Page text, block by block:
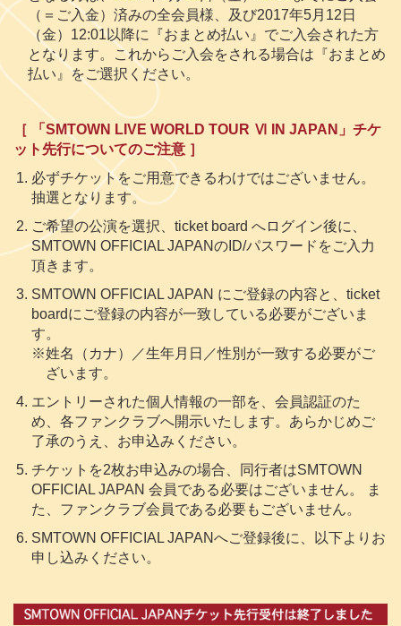
（＝ご入金）済みの全会員様、及び2017年5月12日
（金）12:01以降に『おまとめ払い』でご入会された方
となります。これからご入会をされる場合は『おまとめ
払い』をご選択ください。
［ 「SMTOWN LIVE WORLD TOUR Ⅵ IN JAPAN」チケ
ット先行についてのご注意 ］
必ずチケットをご用意できるわけではございません。
抽選となります。
ご希望の公演を選択、ticket board へログイン後に、
SMTOWN OFFICIAL JAPANのID/パスワードをご入力
頂きます。
SMTOWN OFFICIAL JAPAN にご登録の内容と、ticket
boardにご登録の内容が一致している必要がございま
す。
※姓名（カナ）／生年月日／性別が一致する必要がご
ざいます。
エントリーされた個人情報の一部を、会員認証のた
め、各ファンクラブへ開示いたします。あらかじめご
了承のうえ、お申込みください。
チケットを2枚お申込みの場合、同行者はSMTOWN
OFFICIAL JAPAN 会員である必要はございません。 ま
た、ファンクラブ会員である必要もございません。
SMTOWN OFFICIAL JAPANへご登録後に、以下よりお
申し込みください。